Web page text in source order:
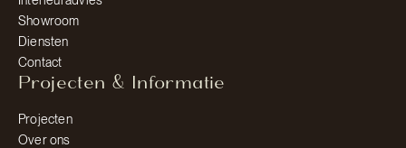
Showroom
Diensten
Contact
Projecten & Informatie
Projecten
Over ons